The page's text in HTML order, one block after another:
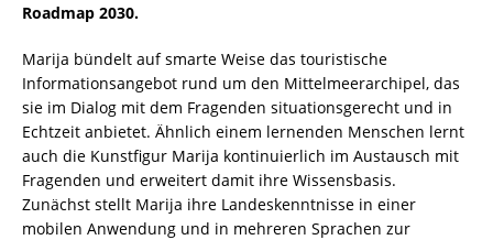
Roadmap 2030.
Marija bündelt auf smarte Weise das touristische
Informationsangebot rund um den Mittelmeerarchipel, das
sie im Dialog mit dem Fragenden situationsgerecht und in
Echtzeit anbietet. Ähnlich einem lernenden Menschen lernt
auch die Kunstfigur Marija kontinuierlich im Austausch mit
Fragenden und erweitert damit ihre Wissensbasis.
Zunächst stellt Marija ihre Landeskenntnisse in einer
mobilen Anwendung und in mehreren Sprachen zur